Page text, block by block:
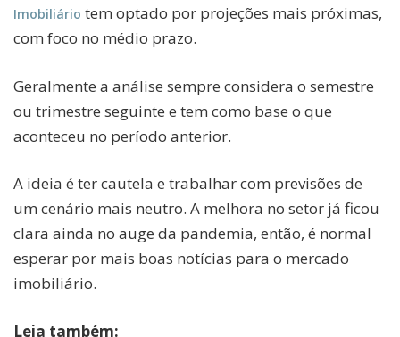
Imobiliário tem optado por projeções mais próximas,
com foco no médio prazo.
Geralmente a análise sempre considera o semestre
ou trimestre seguinte e tem como base o que
aconteceu no período anterior.
A ideia é ter cautela e trabalhar com previsões de
um cenário mais neutro. A melhora no setor já ficou
clara ainda no auge da pandemia, então, é normal
esperar por mais boas notícias para o mercado
imobiliário.
Leia também: